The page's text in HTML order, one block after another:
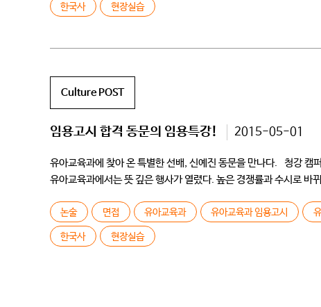
한국사 현장실습
Culture POST
임용고시 합격 동문의 임용특강! 2015-05-01
유아교육과에 찾아 온 특별한 선배, 신예진 동문을 만나다. 청강 캠
유아교육과에서는 뜻 깊은 행사가 열렸다. 높은 경쟁률과 수시로
논술 면접 유아교육과 유아교육과 임용고시
한국사 현장실습